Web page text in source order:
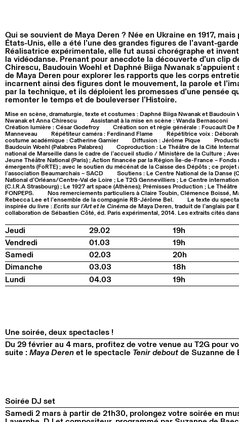
Qui se souvient de Maya Deren ? Née en Ukraine en 1917,
États-Unis, elle a été l’une des grandes figures de l’avant-
Réalisatrice expérimentale, elle fut aussi chorégraphe et
la vidéodanse. Prenant pour anecdote la découverte d’un clip
Chirescu, Baudouin Woehl et Daphné Biiga Nwanak
de Maya Deren pour explorer les rapports que les corps
incarnent ainsi des figures dont le mouvement, la parole et
par la technique, et ils déploient les promesses d’une pensée
remonter le temps et de bouleverser l’Histoire.
Mise en scène, dramaturgie, texte et costumes : Daphné Biiga Nwanak et Baudouin
Nwanak et Anna Chirescu
Assistanat à la mise en scène : Wanda Bernasconi
Création lumière : César Godefroy
Création son et régie générale : Foucault De
Manneveau
Répétiteur caméra : Ferdinand Flame Répétitrice voix :
costume académique : Catherine Garnier
Diffusion : Jérôme Pique
Baudouin Woehl (Palabres Palabres)
Coproduction : Le Théâtre de la Cité
national de Marseille dans le cadre de l’accueil studio / Ministère de la Culture ;
Jeune Théâtre National (Paris) ; Action financée par la Région Île-de-France –
émergents (FoRTE) ; avec le soutien du mécénat de la Caisse des Dépôts ; ce projet
l’association Beaumarchais – SACD
Soutiens : Le Centre National de la Danse
National d’Orléans/Centre-Val de Loire ; Le T2G Gennevilliers ; Le Centre
(C.I.R.A Strasbourg) ; Le 1927 art space (Athènes); Prémisses Production ; Le
FONPEPS.
Nos remerciements particuliers à Claire Toubin, Clémence Boissé,
Rebecca Lee et l’ensemble de la compagnie RB-Jérôme Bel.
Le texte du
inspirée du livre : Ecrits sur l’Art et le Cinéma de Maya Deren, traduit de l’anglais
collaboration de Sébastien Côté, éd. Paris expérimental, 2014. Les extraits cités
Jeudi 29.02
19h
Vendredi
01.03
19h
Samedi
02.03
20h
Dimanche
03.03
18h
Lundi
04.03 19h
Une soirée, deux spectacles !
Du 29 février au 4 mars, profitez de votre venue au T2G pour
suite : Maya Deren et le spectacle Tenir debout de Suzanne de
Soirée DJ set
Samedi 2 mars à partir de 21h30, prolongez votre soirée en